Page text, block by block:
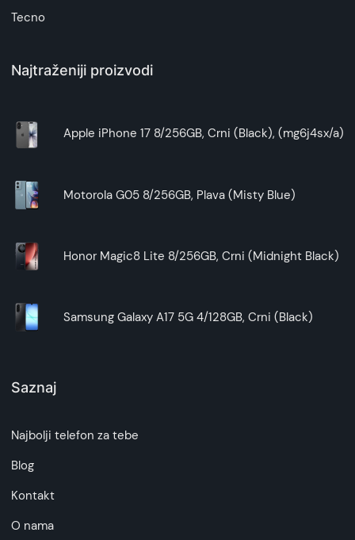
Tecno
Najtraženiji proizvodi
Apple iPhone 17 8/256GB, Crni (Black), (mg6j4sx/a)
Motorola G05 8/256GB, Plava (Misty Blue)
Honor Magic8 Lite 8/256GB, Crni (Midnight Black)
Samsung Galaxy A17 5G 4/128GB, Crni (Black)
Saznaj
Najbolji telefon za tebe
Blog
Kontakt
O nama